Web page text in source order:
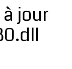
DE SITES INTERNET
jour